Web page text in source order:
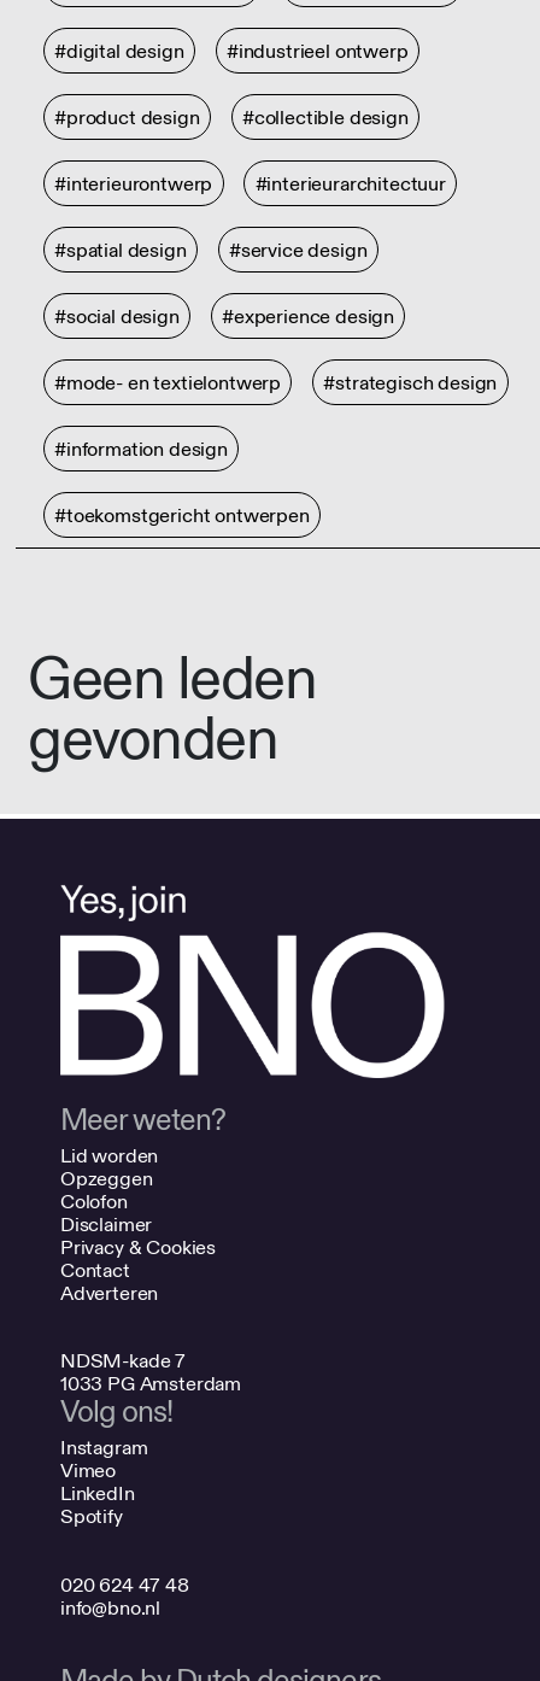
#digital design #industrieel ontwerp
#product design #collectible design
#interieurontwerp #interieurarchitectuur
#spatial design #service design
#social design #experience design
#mode- en textielontwerp #strategisch design
#information design
#toekomstgericht ontwerpen
Geen leden
gevonden
Meer weten?
Lid worden
Opzeggen
Colofon
Disclaimer
Privacy & Cookies
Contact
Adverteren
NDSM-kade 7
1033 PG Amsterdam
Volg ons!
Instagram
Vimeo
LinkedIn
Spotify
020 624 47 48
info@bno.nl